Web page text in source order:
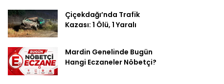
Çiçekdağı’nda Trafik
Kazası: 1 Ölü, 1 Yaralı
Mardin Genelinde Bugün
Hangi Eczaneler Nöbetçi?